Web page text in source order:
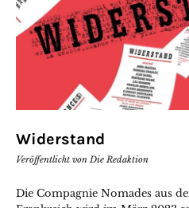
Widerstand
Veröffentlicht von Die Redaktion
Die Compagnie Nomades aus